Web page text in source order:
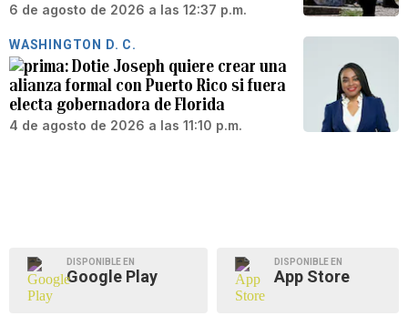
6 de agosto de 2026 a las 12:37 p.m.
WASHINGTON D. C.
Dotie Joseph quiere crear una
alianza formal con Puerto Rico si fuera
electa gobernadora de Florida
4 de agosto de 2026 a las 11:10 p.m.
DISPONIBLE EN
Google Play
DISPONIBLE EN
App Store